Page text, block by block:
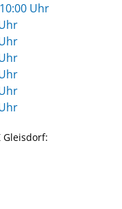
Uhr
Gleisdorf: